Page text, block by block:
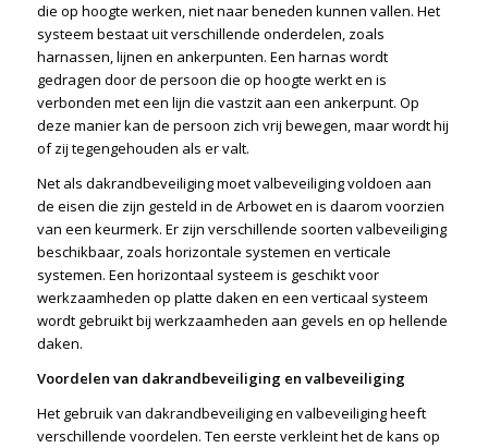
die op hoogte werken, niet naar beneden kunnen vallen. Het
systeem bestaat uit verschillende onderdelen, zoals
harnassen, lijnen en ankerpunten. Een harnas wordt
gedragen door de persoon die op hoogte werkt en is
verbonden met een lijn die vastzit aan een ankerpunt. Op
deze manier kan de persoon zich vrij bewegen, maar wordt hij
of zij tegengehouden als er valt.
Net als dakrandbeveiliging moet valbeveiliging voldoen aan
de eisen die zijn gesteld in de Arbowet en is daarom voorzien
van een keurmerk. Er zijn verschillende soorten valbeveiliging
beschikbaar, zoals horizontale systemen en verticale
systemen. Een horizontaal systeem is geschikt voor
werkzaamheden op platte daken en een verticaal systeem
wordt gebruikt bij werkzaamheden aan gevels en op hellende
daken.
Voordelen van dakrandbeveiliging en valbeveiliging
Het gebruik van dakrandbeveiliging en valbeveiliging heeft
verschillende voordelen. Ten eerste verkleint het de kans op